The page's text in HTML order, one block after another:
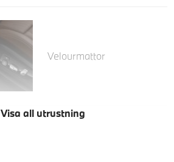
Velourmattor
Visa all utrustning